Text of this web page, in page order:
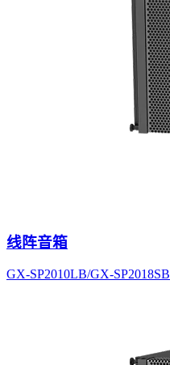
线阵音箱
GX-SP2010LB/GX-SP2018SB